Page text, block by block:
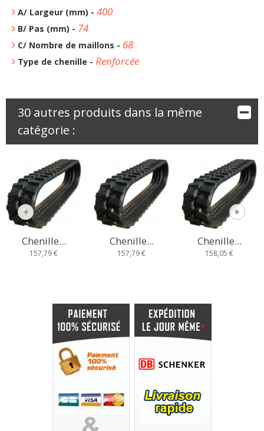
A/ Largeur (mm) - 400
B/ Pas (mm) - 74
C/ Nombre de maillons - 68
Type de chenille - Renforcée
30 autres produits dans la même
catégorie :
Chenille...
157,79 €
Chenille...
157,79 €
Chenille...
158,05 €